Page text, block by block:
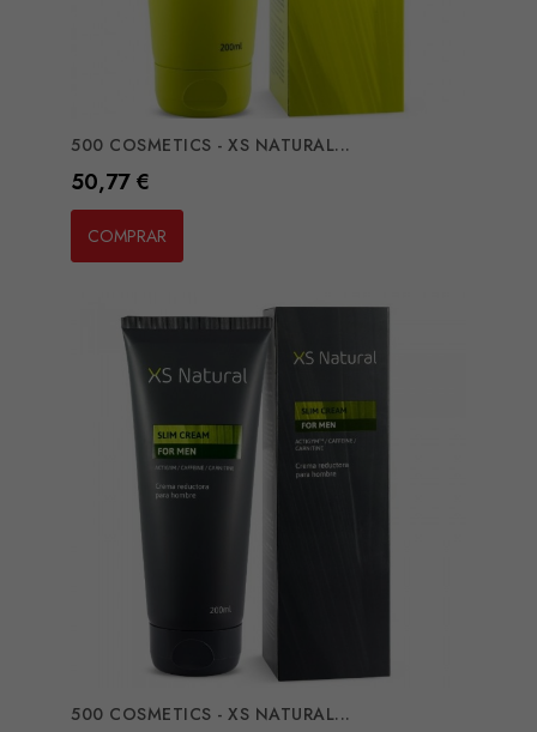
500 COSMETICS - XS NATURAL...
Preço
50,77 €
COMPRAR
500 COSMETICS - XS NATURAL...